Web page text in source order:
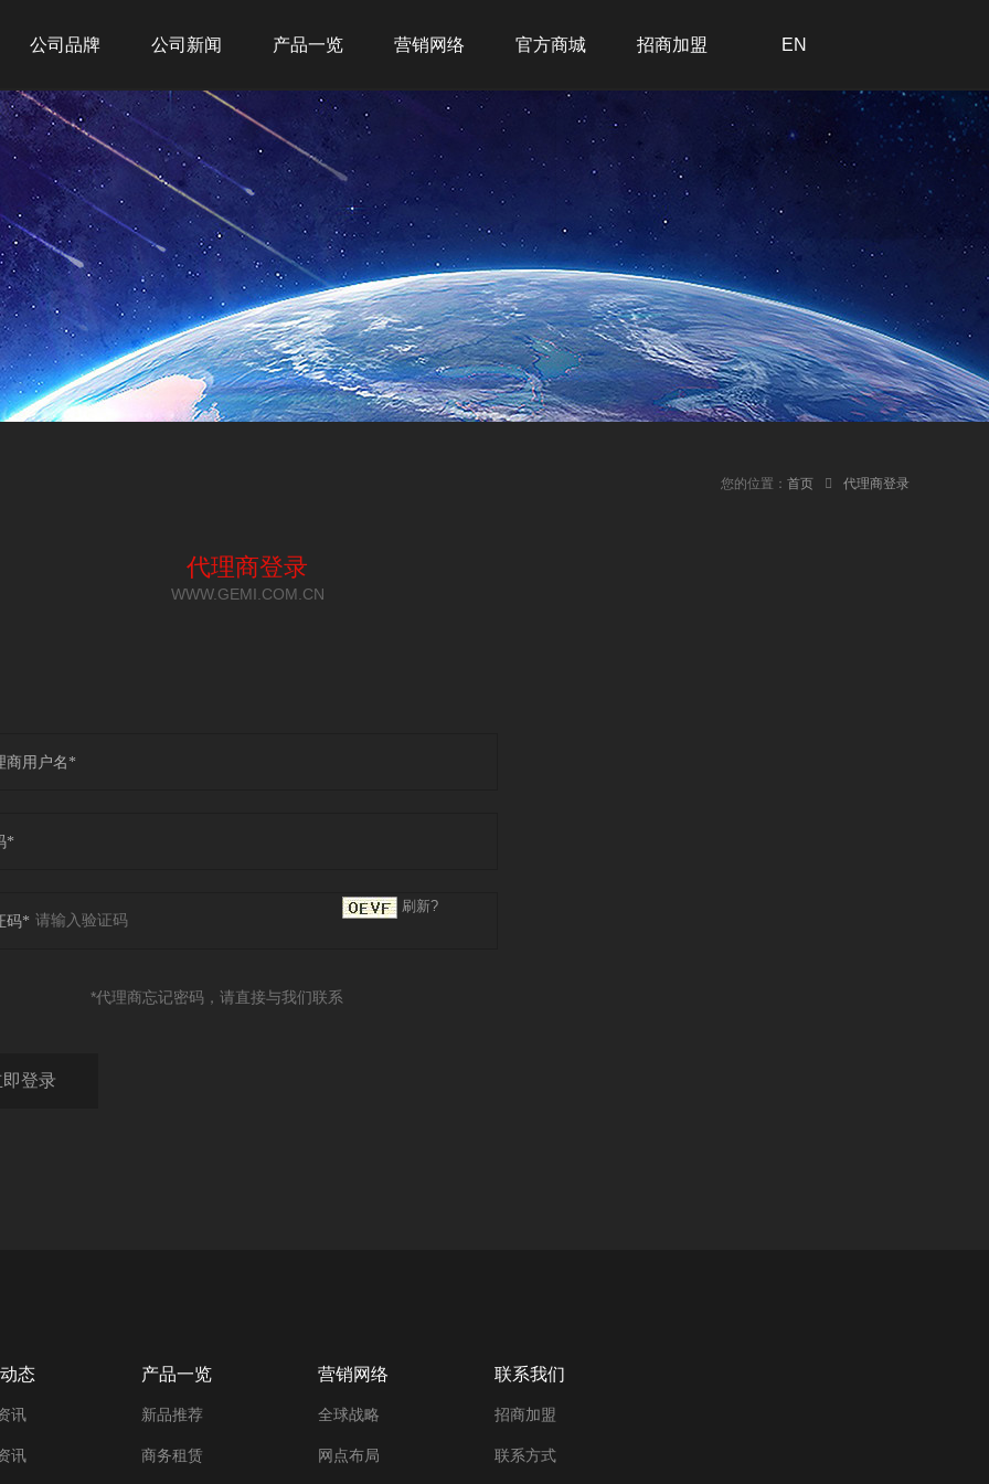
EN
招商加盟
联系我们
在线留言
加入我们
官方商城
营销网络
网点布局
经典案例
产品一览
新品推荐
商务租赁
商用产品
家用产品
净水产品
公司新闻
行业新闻
公司品牌
吉之美
吉宝
吉优
您的位置： 首页 代理商登录
代理商登录
WWW.GEMI.COM.CN
商用户名*
*
码*
刷新?
*代理商忘记密码，请直接与我们联系
态
讯
讯
产品一览
新品推荐
商务租赁
营销网络
全球战略
网点布局
联系我们
招商加盟
联系方式